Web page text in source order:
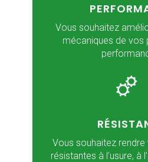
Vous souhaitez
mécaniques de vos
Vous souhaitez
résistantes à l’usure, à